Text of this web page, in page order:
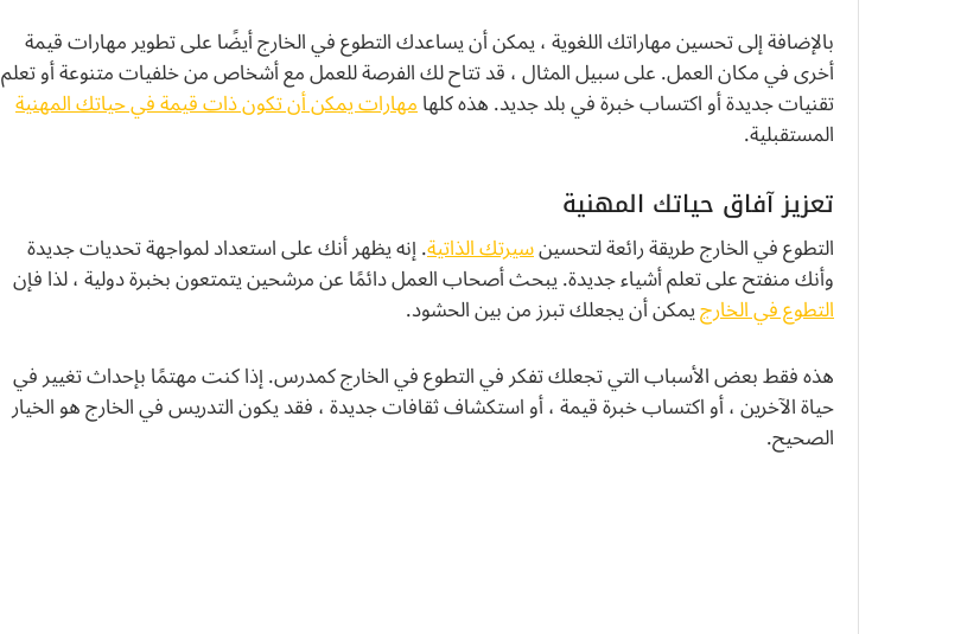
بالإضافة إلى تحسين مهاراتك اللغوية ، يمكن أن يساعدك التطوع في الخارج أيضًا على تطوير مهارات قيمة
أخرى في مكان العمل. على سبيل المثال ، قد تتاح لك الفرصة للعمل مع أشخاص من خلفيات متنوعة أو تعلم
تقنيات جديدة أو اكتساب خبرة في بلد جديد. هذه كلهامهارات يمكن أن تكون ذات قيمة في حياتك المهنية
المستقبلية.
تعزيز آفاق حياتك المهنية
التطوع في الخارج طريقة رائعة لتحسينسيرتك الذاتية. إنه يظهر أنك على استعداد لمواجهة تحديات جديدة
وأنك منفتح على تعلم أشياء جديدة. يبحث أصحاب العمل دائمًا عن مرشحين يتمتعون بخبرة دولية ، لذا فإن
التطوع في الخارجيمكن أن يجعلك تبرز من بين الحشود.
هذه فقط بعض الأسباب التي تجعلك تفكر في التطوع في الخارج كمدرس. إذا كنت مهتمًا بإحداث تغيير في
حياة الآخرين ، أو اكتساب خبرة قيمة ، أو استكشاف ثقافات جديدة ، فقد يكون التدريس في الخارج هو الخيار
الصحيح.